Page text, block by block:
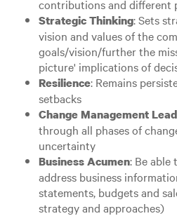
contributions and different
Strategic Thinking: Sets
vision and values of the
goals/vision/further the
picture' implications of
Resilience: Remains
setbacks
Change Management
through all phases of
uncertainty
Business Acumen: Be able
address business
statements, budgets and
strategy and approaches)